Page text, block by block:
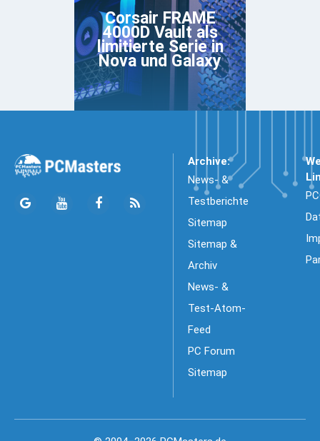
Corsair FRAME
4000D Vault als
limitierte Serie in
Nova und Galaxy
Archive:
News- &
Testberichte
Sitemap
Sitemap &
Archiv
News- &
Test-Atom-
Feed
PC Forum
Sitemap